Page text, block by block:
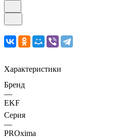
Характеристики
Бренд
—
EKF
Серия
—
PROxima